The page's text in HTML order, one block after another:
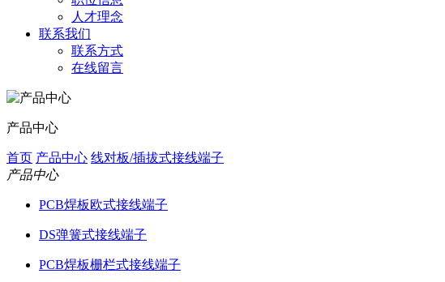
人才理念
联系我们
联系方式
在线留言
产品中心
首页 产品中心 线对板/插拔式接线端子
产品中心
PCB焊板欧式接线端子
DS弹簧式接线端子
PCB焊板栅栏式接线端子